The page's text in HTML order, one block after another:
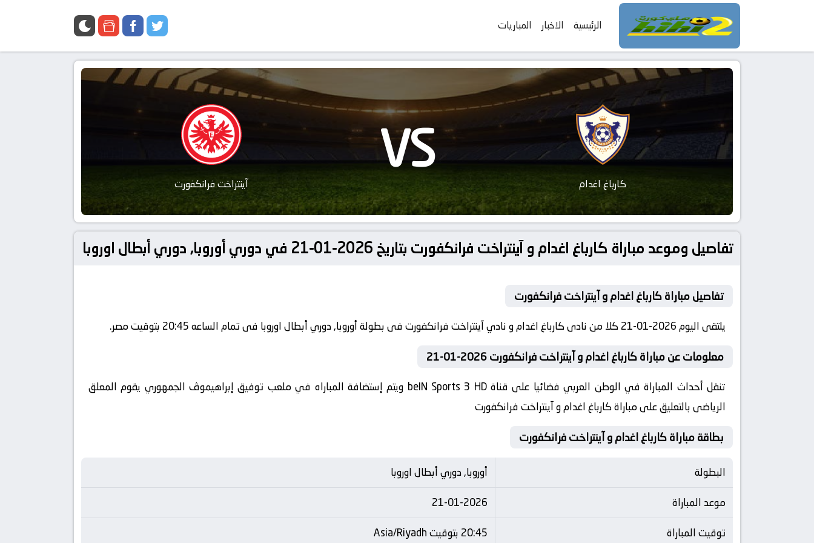
الرئيسية الاخبار المباريات
كارباغ اغدام VS آينتراخت فرانكفورت
تفاصيل وموعد مباراة كارباغ اغدام و آينتراخت فرانكفورت بتاريخ 2026-01-21 في دوري أوروبا, دوري أبطال اوروبا
تفاصيل مباراة كارباغ اغدام و آينتراخت فرانكفورت
يلتقى اليوم 2026-01-21 كلا من نادى كارباغ اغدام و نادي آينتراخت فرانكفورت فى بطولة أوروبا, دوري أبطال اوروبا فى تمام الساعه 20:45 بتوقيت مصر.
معلومات عن مباراة كارباغ اغدام و آينتراخت فرانكفورت 2026-01-21
تنقل أحداث المباراة في الوطن العربي فضائيا على قناة beIN Sports 3 HD ويتم إستضافة المباراه في ملعب توفيق إبراهيموڤ الجمهوري يقوم المعلق
الرياضى بالتعليق على مباراة كارباغ اغدام و آينتراخت فرانكفورت
بطاقة مباراة كارباغ اغدام و آينتراخت فرانكفورت
البطولة
أوروبا, دوري أبطال اوروبا
موعد المباراة
21-01-2026
توقيت المباراة
20:45 بتوقيت Asia/Riyadh